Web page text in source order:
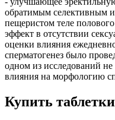
обратимым селективным
пещеристом теле
эффект в отсутствии
оценки влияния
сперматогенез было
одном из исследований
влияния на морфологию
Купить